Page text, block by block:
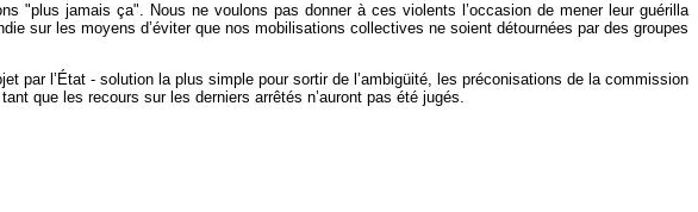
"plus jamais ça". Nous ne voulons pas donner à ces violents l’occasion de mener leur guérilla
sur les moyens d’éviter que nos mobilisations collectives ne soient détournées par des groupes
par l’État - solution la plus simple pour sortir de l’ambigüité, les préconisations de la commission
que les recours sur les derniers arrêtés n’auront pas été jugés.